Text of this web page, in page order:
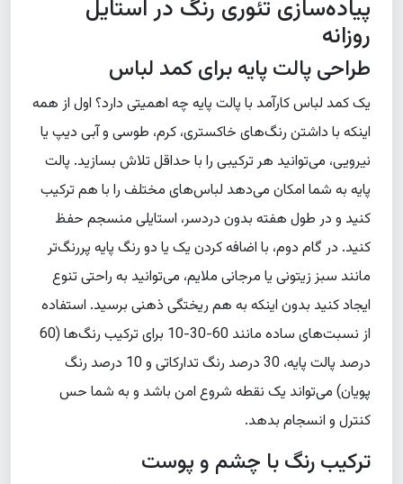
پیاده‌سازی تئوری رنگ در استایل
روزانه
طراحی پالت پایه برای کمد لباس
یک کمد لباس کارآمد با پالت پایه چه اهمیتی دارد؟ اول از همه
اینکه با داشتن رنگ‌های خاکستری، کرم، طوسی و آبی دیپ یا
نیرویی، می‌توانید هر ترکیبی را با حداقل تلاش بسازید. پالت
پایه به شما امکان می‌دهد لباس‌های مختلف را با هم ترکیب
کنید و در طول هفته بدون دردسر، استایلی منسجم حفظ
کنید. در گام دوم، با اضافه کردن یک یا دو رنگ پایه پررنگ‌تر
مانند سبز زیتونی یا مرجانی ملایم، می‌توانید به راحتی تنوع
ایجاد کنید بدون اینکه به هم ریختگی ذهنی برسید. استفاده
از نسبت‌های ساده مانند 60-30-10 برای ترکیب رنگ‌ها (60
درصد پالت پایه، 30 درصد رنگ تدارکاتی و 10 درصد رنگ
پویان) می‌تواند یک نقطه شروع امن باشد و به شما حس
کنترل و انسجام بدهد.
ترکیب رنگ با چشم و پوست